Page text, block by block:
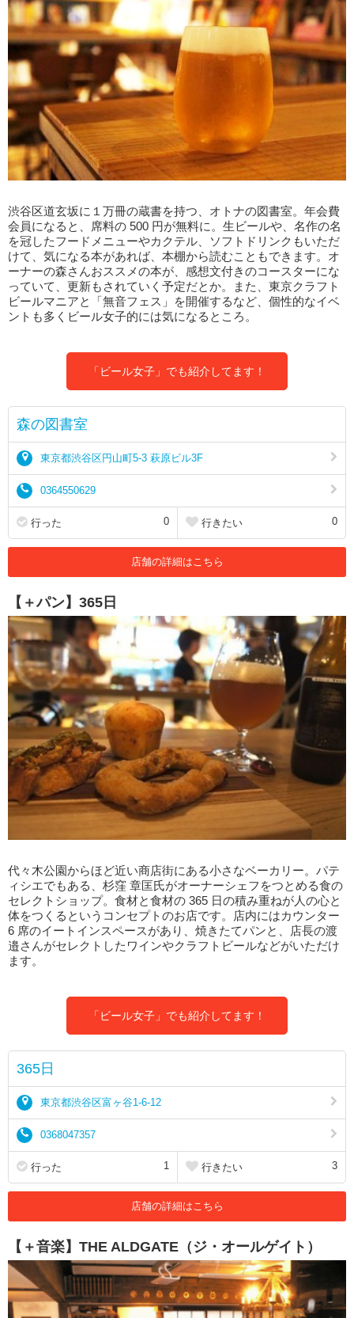
渋谷区道玄坂に１万冊の蔵書を持つ、オトナの図書室。年会費
会員になると、席料の 500 円が無料に。生ビールや、名作の名
を冠したフードメニューやカクテル、ソフトドリンクもいただ
けて、気になる本があれば、本棚から読むこともできます。オ
ーナーの森さんおススメの本が、感想文付きのコースターにな
っていて、更新もされていく予定だとか。また、東京クラフト
ビールマニアと「無音フェス」を開催するなど、個性的なイベ
ントも多くビール女子的には気になるところ。
「ビール女子」でも紹介してます！
森の図書室
東京都渋谷区円山町5-3 萩原ビル3F
0364550629
行った 0 行きたい 0
店舗の詳細はこちら
【＋パン】365日
代々木公園からほど近い商店街にある小さなベーカリー。パテ
ィシエでもある、杉窪 章匡氏がオーナーシェフをつとめる食の
セレクトショップ。食材と食材の 365 日の積み重ねが人の心と
体をつくるというコンセプトのお店です。店内にはカウンター
6 席のイートインスペースがあり、焼きたてパンと、店長の渡
邉さんがセレクトしたワインやクラフトビールなどがいただけ
ます。
「ビール女子」でも紹介してます！
365日
東京都渋谷区富ヶ谷1-6-12
0368047357
行った 1 行きたい 3
店舗の詳細はこちら
【＋音楽】THE ALDGATE（ジ・オールゲイト）